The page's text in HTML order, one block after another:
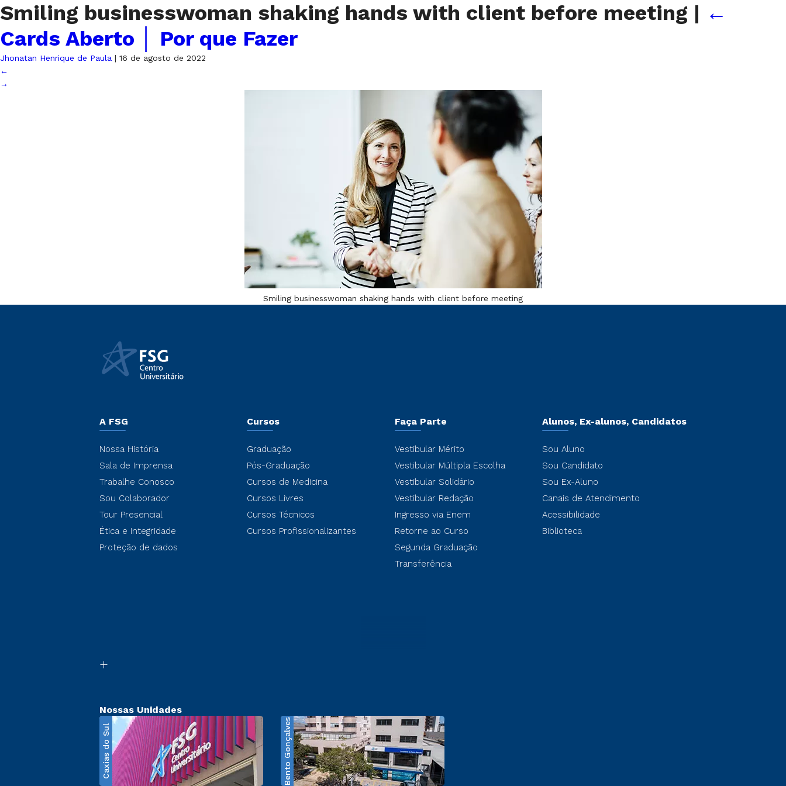
Smiling businesswoman shaking hands with client before meeting | ←
Cards Aberto │ Por que Fazer
Jhonatan Henrique de Paula | 16 de agosto de 2022
←
→
Smiling businesswoman shaking hands with client before meeting
A FSG
Nossa História
Sala de Imprensa
Trabalhe Conosco
Sou Colaborador
Tour Presencial
Ética e Integridade
Proteção de dados
Cursos
Graduação
Pós-Graduação
Cursos de Medicina
Cursos Livres
Cursos Técnicos
Cursos Profissionalizantes
Faça Parte
Vestibular Mérito
Vestibular Múltipla Escolha
Vestibular Solidário
Vestibular Redação
Ingresso via Enem
Retorne ao Curso
Segunda Graduação
Transferência
Alunos, Ex-alunos, Candidatos
Sou Aluno
Sou Candidato
Sou Ex-Aluno
Canais de Atendimento
Acessibilidade
Biblioteca
Nossas Unidades
Caxias do Sul Bento Gonçalves